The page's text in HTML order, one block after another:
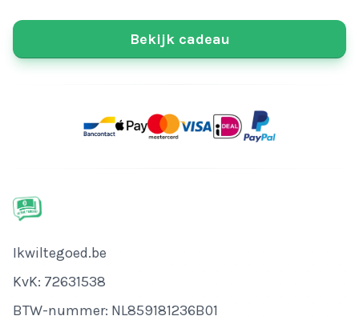
Bekijk cadeau
Bedrijfsnaam
Ikwiltegoed.be
KvK-nummer
KvK: 72631538
Btw-nummer
BTW-nummer: NL859181236B01